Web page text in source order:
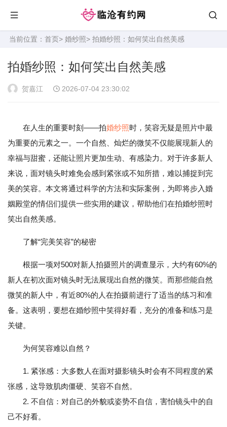
当前位置： 首页> 婚纱照> 拍婚纱照：如何笑出自然美感
拍婚纱照：如何笑出自然美感
贺嘉江 2026-07-04 23:30:02
在人生的重要时刻——拍婚纱照时，笑容无疑是照片中最
为重要的元素之一。一个自然、灿烂的微笑不仅能展现新人的
幸福与甜蜜，还能让照片更加生动、有感染力。对于许多新人
来说，面对镜头时难免会感到紧张或不知所措，难以捕捉到完
美的笑容。本文将通过科学的方法和实际案例，为即将步入婚
姻殿堂的情侣们提供一些实用的建议，帮助他们在拍婚纱照时
笑出自然美感。
了解“完美笑容”的秘密
根据一项对500对新人拍摄照片的调查显示，大约有60%的
新人在初次面对镜头时无法展现出自然的微笑。而那些能自然
微笑的新人中，有近80%的人在拍摄前进行了适当的练习和准
备。这表明，要想在婚纱照中笑得好看，充分的准备和练习是
关键。
为何笑容难以自然？
1. 紧张感：大多数人在面对摄影镜头时会有不同程度的紧
张感，这导致肌肉僵硬、笑容不自然。
2. 不自信：对自己的外貌或姿势不自信，害怕镜头中的自
己不好看。